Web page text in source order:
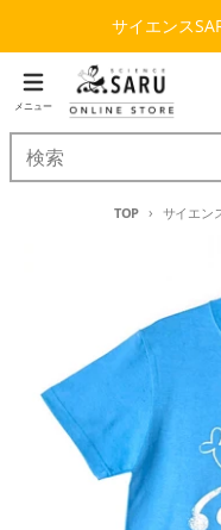
コンテンツに進むサイエンス
メニュー
TOP サイエン